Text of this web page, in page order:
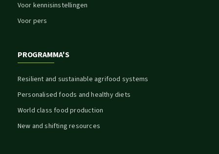
Voor kennisinstellingen
Voor pers
PROGRAMMA'S
Resilient and sustainable agrifood systems
Personalised foods and healthy diets
World class food production
New and shifting resources